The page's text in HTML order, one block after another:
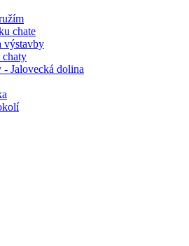
chate
výstavby
chaty
- Jalovecká dolina